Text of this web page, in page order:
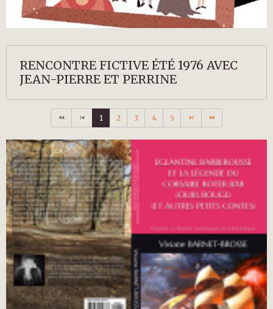
RENCONTRE FICTIVE ÉTÉ 1976 AVEC
JEAN-PIERRE ET PERRINE
1 2 3 4 5